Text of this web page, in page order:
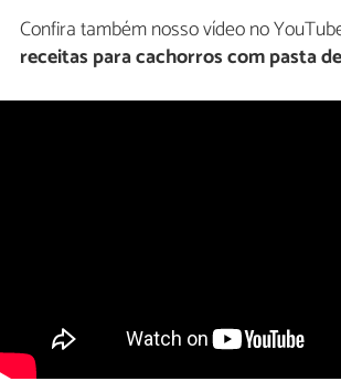
Confira também nosso vídeo no
receitas para cachorros com pasta